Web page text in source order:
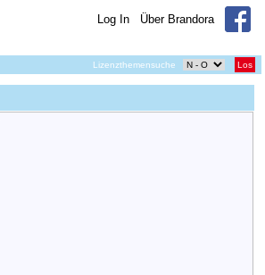
Log In Über Brandora
Lizenzthemensuche Los